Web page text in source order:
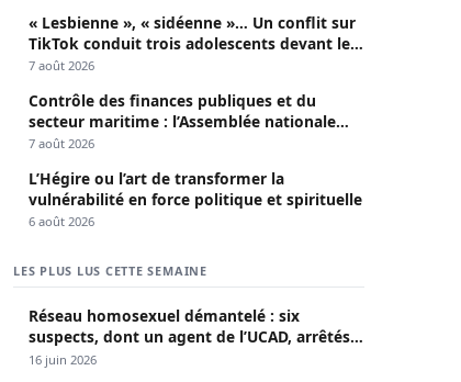
« Lesbienne », « sidéenne »… Un conflit sur
TikTok conduit trois adolescents devant le
parquet
7 août 2026
Contrôle des finances publiques et du
secteur maritime : l’Assemblée nationale
convoque une session extraordinaire
7 août 2026
L’Hégire ou l’art de transformer la
vulnérabilité en force politique et spirituelle
6 août 2026
LES PLUS LUS CETTE SEMAINE
Réseau homosexuel démantelé : six
suspects, dont un agent de l’UCAD, arrêtés à
Keur Massar ; l’un avoue avoir propagé le
16 juin 2026